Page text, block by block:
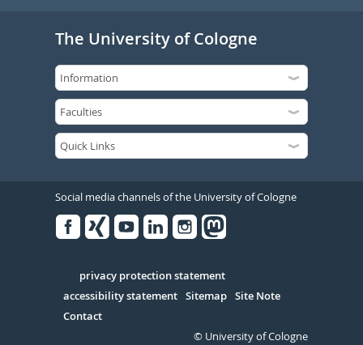
The University of Cologne
Social media channels of the University of Cologne
Serivce
privacy protection statement
accessibility statement Sitemap Site Note
Contact
© University of Cologne